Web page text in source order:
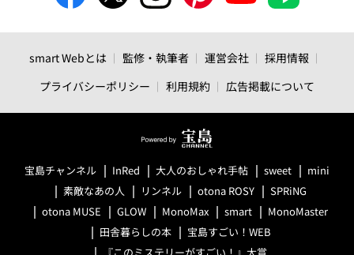
smart Webとは 監修・執筆者 運営会社
採用情報
プライバシーポリシー
利用規約 広告掲載について
宝島チャンネル InRed 大人のおしゃれ手帖 sweet
mini
素敵なあの人
リンネル otona ROSY
SPRiNG
otona MUSE
GLOW MonoMax smart
MonoMaster
田舎暮らしの本
宝島すごい！WEB